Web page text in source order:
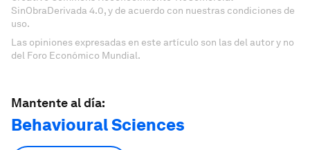
SinObraDerivada 4.0, y de acuerdo con nuestras condiciones de
uso.
Las opiniones expresadas en este artículo son las del autor y no
del Foro Económico Mundial.
Mantente al día:
Behavioural Sciences